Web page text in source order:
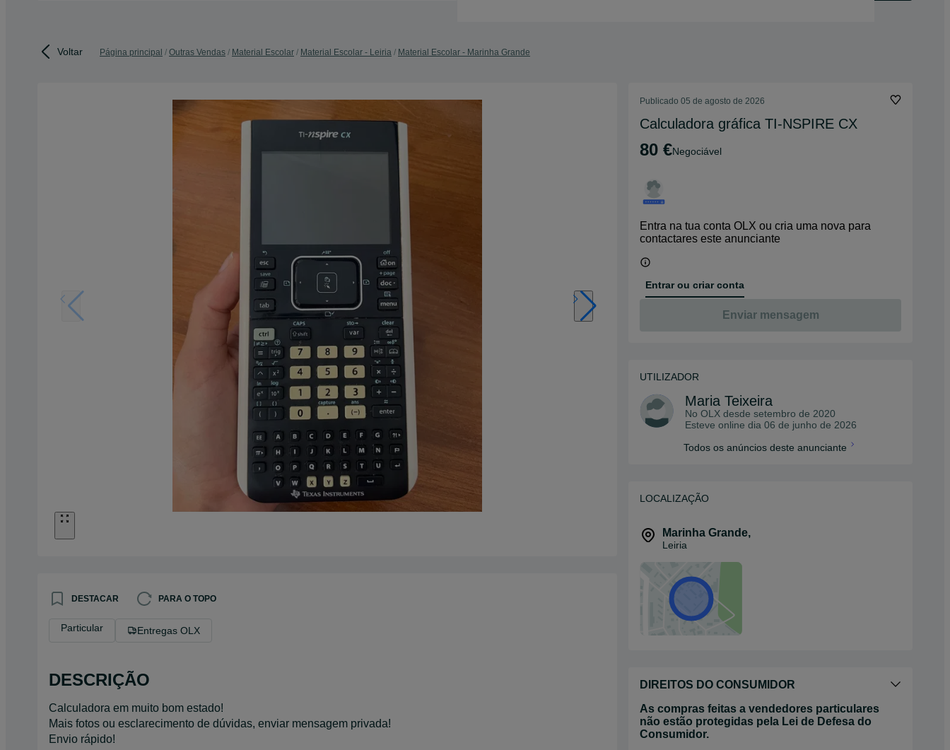
Voltar Página principal Outras Vendas Material Escolar Material Escolar - Leiria Material Escolar - Marinha Grande
DESTACAR PARA O TOPO
Particular Entregas OLX
DESCRIÇÃO
Calculadora em muito bom estado!
Mais fotos ou esclarecimento de dúvidas, enviar mensagem privada!
Envio rápido!
Publicado 05 de agosto de 2026
Calculadora gráfica TI-NSPIRE CX
80 € Negociável
Entra na tua conta OLX ou cria uma nova para
contactares este anunciante
Entrar ou criar conta
Enviar mensagem
UTILIZADOR
Maria Teixeira
No OLX desde setembro de 2020
Esteve online dia 06 de junho de 2026
Todos os anúncios deste anunciante
LOCALIZAÇÃO
Marinha Grande,
Leiria
DIREITOS DO CONSUMIDOR
As compras feitas a vendedores particulares
não estão protegidas pela Lei de Defesa do
Consumidor.